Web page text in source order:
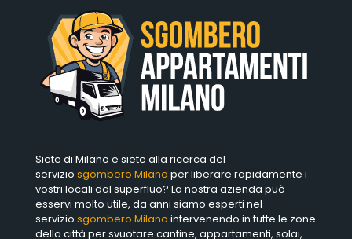
Siete di Milano e siete alla ricerca del
servizio sgombero Milano per liberare rapidamente i
vostri locali dal superfluo? La nostra azienda può
esservi molto utile, da anni siamo esperti nel
servizio sgombero Milano intervenendo in tutte le zone
della città per svuotare cantine, appartamenti, solai,